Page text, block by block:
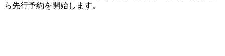
ら先行予約を開始します。